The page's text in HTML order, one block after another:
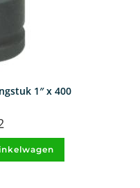
1″ x 400